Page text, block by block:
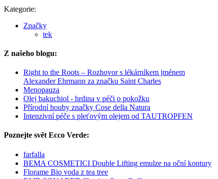
Kategorie:
Značky
tek
Z našeho blogu:
Right to the Roots – Rozhovor s lékárníkem jménem
Alexander Ehrmann za značku Saint Charles
Menopauza
Olej bakuchiol - hrdina v péči o pokožku
Přírodní houby značky Cose della Natura
Intenzivní péče s pleťovým olejem od TAUTROPFEN
Poznejte svět Ecco Verde:
farfalla
BEMA COSMETICI Double Lifting emulze na oční kontury
Florame Bio voda z tea tree